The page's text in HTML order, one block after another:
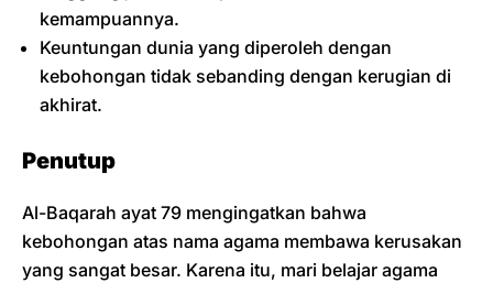
kemampuannya.
Keuntungan dunia yang diperoleh dengan
kebohongan tidak sebanding dengan kerugian di
akhirat.
Penutup
Al-Baqarah ayat 79 mengingatkan bahwa
kebohongan atas nama agama membawa kerusakan
yang sangat besar. Karena itu, mari belajar agama